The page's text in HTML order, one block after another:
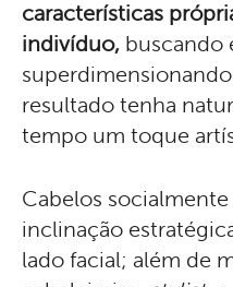
características
indivíduo, buscando
resultado tenha
tempo um toque
Cabelos
inclinação
lado facial; além de